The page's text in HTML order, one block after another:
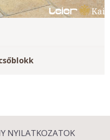
NYILATKOZATOK